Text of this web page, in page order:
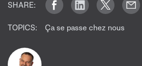
SHARE:
TOPICS: Ça se passe chez nous